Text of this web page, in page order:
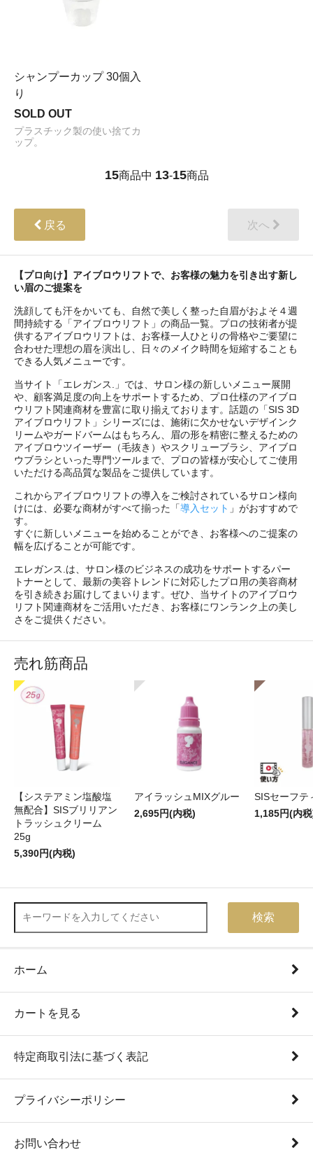
シャンプーカップ 30個入
り
SOLD OUT
プラスチック製の使い捨てカ
ップ。
15商品中 13-15商品
戻る 次へ
【プロ向け】アイブロウリフトで、お客様の魅力を引き出す新し
い眉のご提案を
洗顔しても汗をかいても、自然で美しく整った自眉がおよそ４週
間持続する「アイブロウリフト」の商品一覧。プロの技術者が提
供するアイブロウリフトは、お客様一人ひとりの骨格やご要望に
合わせた理想の眉を演出し、日々のメイク時間を短縮することも
できる人気メニューです。
当サイト「エレガンス.」では、サロン様の新しいメニュー展開
や、顧客満足度の向上をサポートするため、プロ仕様のアイブロ
ウリフト関連商材を豊富に取り揃えております。話題の「SIS 3D
アイブロウリフト」シリーズには、施術に欠かせないデザインク
リームやガードバームはもちろん、眉の形を精密に整えるための
アイブロウツイーザー（毛抜き）やスクリューブラシ、アイブロ
ウブラシといった専門ツールまで、プロの皆様が安心してご使用
いただける高品質な製品をご提供しています。
これからアイブロウリフトの導入をご検討されているサロン様向
けには、必要な商材がすべて揃った「導入セット 」がおすすめで
す。
すぐに新しいメニューを始めることができ、お客様へのご提案の
幅を広げることが可能です。
エレガンス.は、サロン様のビジネスの成功をサポートするパー
トナーとして、最新の美容トレンドに対応したプロ用の美容商材
を引き続きお届けしてまいります。ぜひ、当サイトのアイブロウ
リフト関連商材をご活用いただき、お客様にワンランク上の美し
さをご提供ください。
売れ筋商品
【システアミン塩酸塩
無配合】SISブリリアン
トラッシュクリーム
25g
5,390円(内税)
アイラッシュMIXグルー
2,695円(内税)
SISセーフテ
1,185円(内
検索
ホーム
カートを見る
特定商取引法に基づく表記
プライバシーポリシー
お問い合わせ